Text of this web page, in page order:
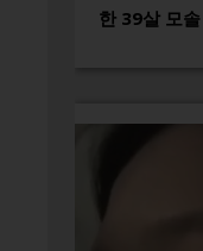
한 39살 모솔